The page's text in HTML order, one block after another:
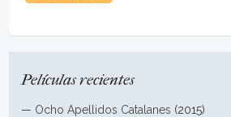
Películas recientes
— Ocho Apellidos Catalanes (2015)